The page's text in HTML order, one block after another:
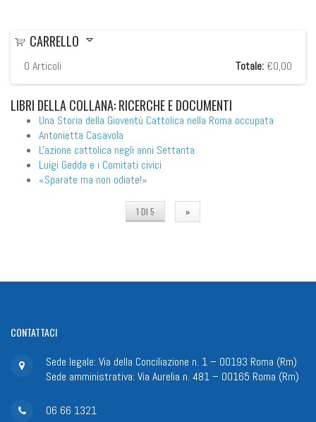
CARRELLO
0 Articoli Totale: €0,00
LIBRI DELLA COLLANA: RICERCHE E DOCUMENTI
Una Storia della Gioventù Cattolica nella Roma occupata
Antonietta Casavola
L'azione cattolica negli anni Settanta
Luigi Gedda e i Comitati civici
«Sparate ma non odiate!»
1 DI 5 »
CONTATTACI
Sede legale: Via della Conciliazione n. 1 – 00193 Roma (Rm)
Sede amministrativa: Via Aurelia n. 481 – 00165 Roma (Rm)
06 66 1321